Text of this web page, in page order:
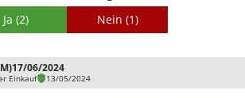
Bedienung spürbar, aber wie
Stärke in der sofortigen Anwendung.
Ja (2) Nein (1)
17/06/2024
Einkauf 13/05/2024